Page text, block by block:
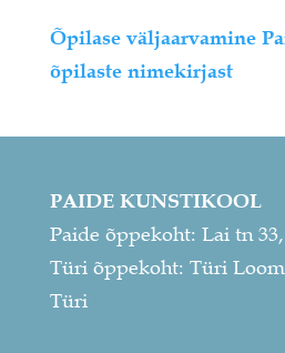
Õpilase väljaarvamine
õpilaste nimekirjast
PAIDE KUNSTIKOOL
Paide õppekoht: Lai tn
Türi õppekoht: Türi
Türi